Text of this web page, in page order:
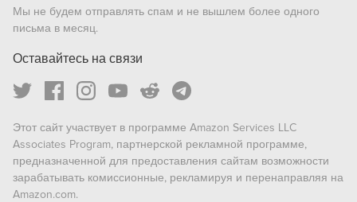
Мы не будем отправлять спам и не вышлем более одного
письма в месяц.
Оставайтесь на связи
Этот сайт участвует в программе Amazon Services LLC
Associates Program, партнерской рекламной программе,
предназначенной для предоставления сайтам возможности
зарабатывать комиссионные, рекламируя и перенаправляя на
Amazon.com.